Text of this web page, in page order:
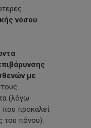
νόσου
με
(λόγω
που προκαλεί
του πόνου).